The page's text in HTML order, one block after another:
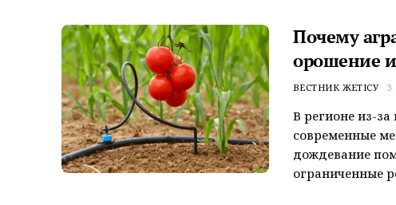
Почему
орошение
ВЕСТНИК ЖЕТІСУ 3
В регионе из-
современные
дождевание
ограниченные